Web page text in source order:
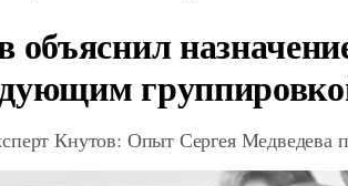
объяснил
Кнутов: Опыт Сергея Медведева